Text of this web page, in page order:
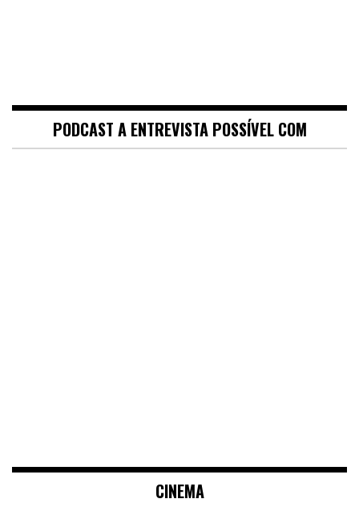
PODCAST A ENTREVISTA POSSÍVEL COM
CINEMA